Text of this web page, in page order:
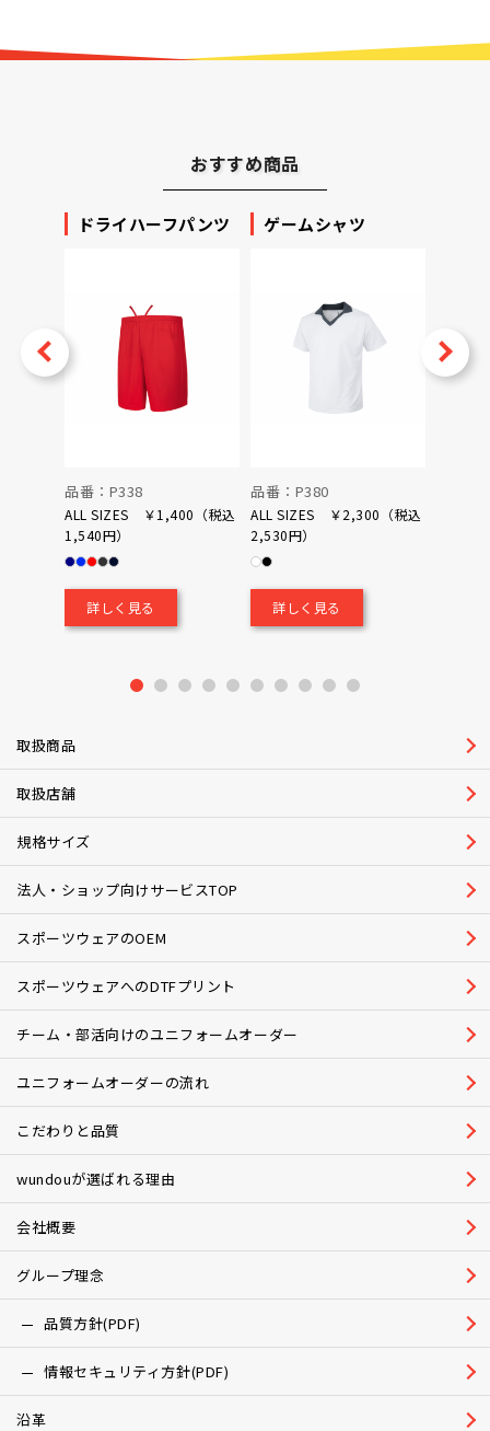
おすすめ商品
ドライハーフパンツ
品番：P338
ALL SIZES ￥1,400（税込
1,540円）
詳しく見る
ゲームシャツ
品番：P380
ALL SIZES ￥2,300（税込
2,530円）
詳しく見る
3 4 5 6 7 8 9 10
Next
取扱商品
取扱店舗
規格サイズ
法人・ショップ向けサービスTOP
スポーツウェアのOEM
スポーツウェアへのDTFプリント
チーム・部活向けのユニフォームオーダー
ユニフォームオーダーの流れ
こだわりと品質
wundouが選ばれる理由
会社概要
グループ理念
品質方針(PDF)
情報セキュリティ方針(PDF)
沿革